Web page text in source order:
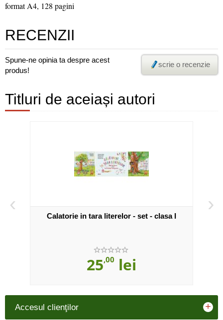
format A4, 128 pagini
RECENZII
Spune-ne opinia ta despre acest
produs!
scrie o recenzie
Titluri de aceiași autori
‹
Calatorie in tara literelor - set - clasa I
25,00 lei
›
Accesul clienţilor +